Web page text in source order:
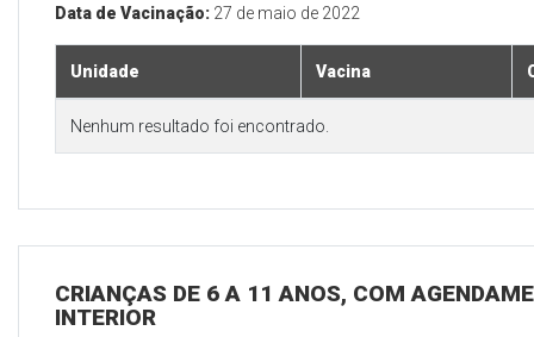
Data de Vacinação: 27 de maio de 2022
Unidade Vacina
Nenhum resultado foi encontrado.
CRIANÇAS DE 6 A 11 ANOS, COM
INTERIOR